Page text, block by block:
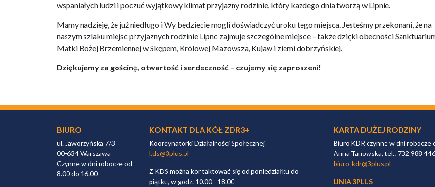
wspaniałych ludzi i poczuć wyjątkowy klimat przyjazny rodzinie, który każdego dnia tworzą w Lipnie.
Mamy nadzieję, że już niedługo i Wy będziecie mogli doświadczyć uroku tego miejsca. Jesteśmy przekonani, że na
naszym szlaku miejsc przyjaznych rodzinie Lipno zajmuje szczególne miejsce – także dzięki obecności
Matki Bożej Brzemiennej w Skępem, Królowej Mazowsza, Kujaw i ziemi dobrzyńskiej.
Dziękujemy za gościnę, otwartość i serdeczność – czujemy się zaproszeni!
BIURO
ul. Jaworzyńska 7/3
00-634 Warszawa
Czynne w dni robocze od
8.00 do 16.00
KONTAKT DLA KÓŁ ZDR3+
Koordynatorki Działalności Społecznej
kds@3plus.pl
Z KDS można kontaktować się od poniedziałku do
piątku, w godz. 10.00 - 18.00
KARTA DUŻEJ RODZINY
Biuro KDR czynne w dni robocze
Anna Tanowska, tel.: 732 988 446
biuro_kdr@3plus.pl
LINIA 3PLUS